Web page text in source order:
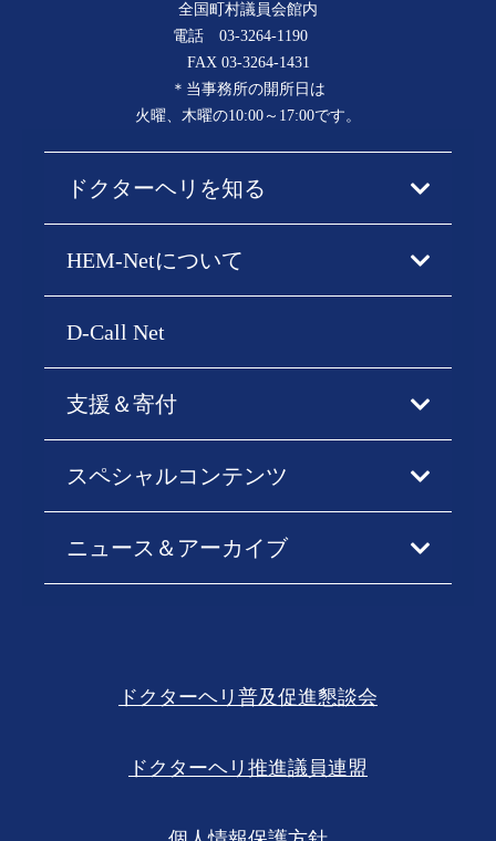
全国町村議員会館内
電話 03-3264-1190
FAX 03-3264-1431
＊当事務所の開所日は
火曜、木曜の10:00～17:00です。
ドクターヘリを知る
HEM-Netについて
D-Call Net
支援＆寄付
スペシャルコンテンツ
ニュース＆アーカイブ
ドクターヘリ普及促進懇談会
ドクターヘリ推進議員連盟